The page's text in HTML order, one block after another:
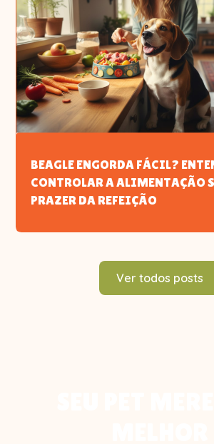
BEAGLE ENGORDA FÁCIL?
CONTROLAR A ALIMENTAÇÃO
PRAZER DA REFEIÇÃO
Ver todos posts